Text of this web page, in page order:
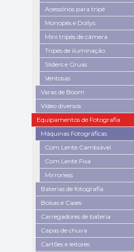
Acessórios para tripé
Monopés e Dollys
Mini tripés de câmera
Tripés de iluminação
Sliders e Gruas
Ventosas
Varas de Boom
Vídeo diversos
Equipamentos de Fotografia
Máquinas Fotográficas
Com Lente Cambiável
Com Lente Fixa
Mirrorless
Baterias de fotografia
Bolsas e Cases
Carregadores de bateria
Capas de chuva
Cartões e leitores